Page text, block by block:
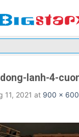
lanh-4-
11, 2021 at 900 × 600